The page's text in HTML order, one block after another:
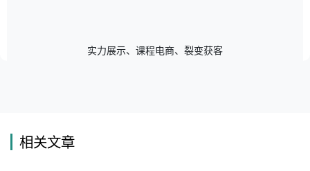
实力展示、课程电商、裂变获客
相关文章